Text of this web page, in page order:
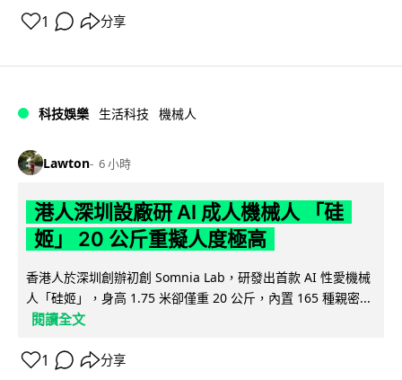
1 分享
科技娛樂 生活科技 機械人
Lawton 6 小時
港人深圳設廠研 AI 成人機械人 「硅
姬」 20 公斤重擬人度極高
香港人於深圳創辦初創 Somnia Lab，研發出首款 AI 性愛機械
人「硅姬」，身高 1.75 米卻僅重 20 公斤，內置 165 種親密...
閱讀全文
1 分享